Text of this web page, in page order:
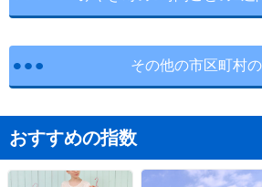
その他の市区町村
おすすめの指数